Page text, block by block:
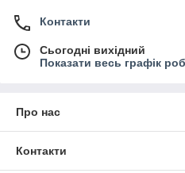
Контакти
Сьогодні вихідний
Показати весь графік
Про нас
Контакти